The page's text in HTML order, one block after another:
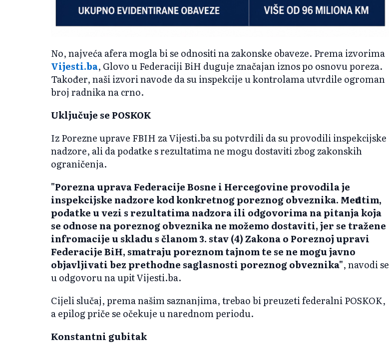
No, najveća afera mogla bi se odnositi na zakonske obaveze. Prema izvorima
Vijesti.ba, Glovo u Federaciji BiH duguje značajan iznos po osnovu poreza.
Također, naši izvori navode da su inspekcije u kontrolama utvrdile ogroman
broj radnika na crno.
Uključuje se POSKOK
Iz Porezne uprave FBIH za Vijesti.ba su potvrdili da su provodili inspekcijske
nadzore, ali da podatke s rezultatima ne mogu dostaviti zbog zakonskih
ograničenja.
"Porezna uprava Federacije Bosne i Hercegovine provodila je
inspekcijske nadzore kod konkretnog poreznog obveznika. Međutim,
podatke u vezi s rezultatima nadzora ili odgovorima na pitanja koja
se odnose na poreznog obveznika ne možemo dostaviti, jer se tražene
infromacije u skladu s članom 3. stav (4) Zakona o Poreznoj upravi
Federacije BiH, smatraju poreznom tajnom te se ne mogu javno
objavljivati bez prethodne saglasnosti poreznog obveznika", navodi se
u odgovoru na upit Vijesti.ba.
Cijeli slučaj, prema našim saznanjima, trebao bi preuzeti federalni POSKOK,
a epilog priče se očekuje u narednom periodu.
Konstantni gubitak